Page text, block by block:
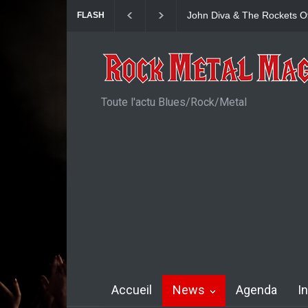
FLASH Yngwie Malmsteen : Single
Toute l'actu Blues/Rock/Metal
Accueil News Agenda